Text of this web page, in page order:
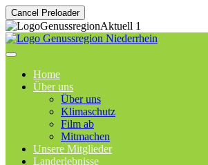
Cancel Preloader
Home
Über uns
Über uns
Klimaschutz
Film ab
Mitmachen
Unsere Mitglieder
Landerlebnisse